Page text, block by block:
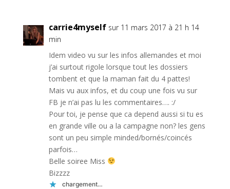
carrie4myself sur 11 mars 2017 à 21 h 14
min
Idem video vu sur les infos allemandes et moi
j’ai surtout rigole lorsque tout les dossiers
tombent et que la maman fait du 4 pattes!
Mais vu aux infos, et du coup une fois vu sur
FB je n’ai pas lu les commentaires…. :/
Pour toi, je pense que ca depend aussi si tu es
en grande ville ou a la campagne non? les gens
sont un peu simple minded/bornés/coincés
parfois…
Belle soiree Miss
Bizzzz
chargement…